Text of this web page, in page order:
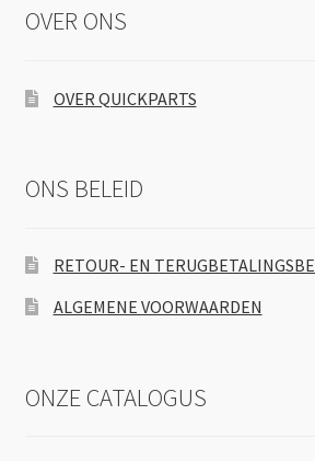
OVER ONS
OVER QUICKPARTS
ONS BELEID
RETOUR- EN
ALGEMENE VOORWAARDEN
ONZE CATALOGUS